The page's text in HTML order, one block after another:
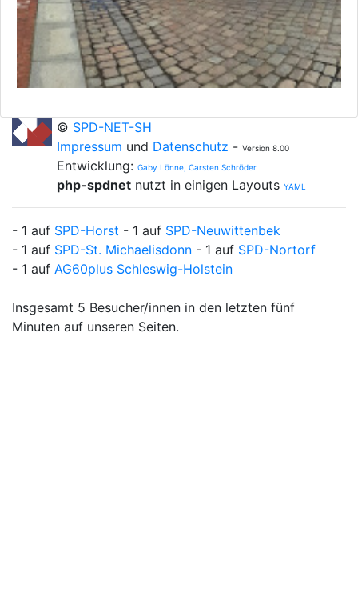
© SPD-NET-SH
Impressum und Datenschutz - Version 8.00
Entwicklung: Gaby Lönne, Carsten Schröder
php-spdnet nutzt in einigen Layouts YAML
- 1 auf SPD-Horst - 1 auf SPD-Neuwittenbek
- 1 auf SPD-St. Michaelisdonn - 1 auf SPD-Nortorf
- 1 auf AG60plus Schleswig-Holstein
Insgesamt 5 Besucher/innen in den letzten fünf
Minuten auf unseren Seiten.